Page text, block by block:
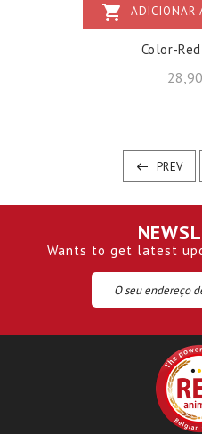
shopping_cart ADICIONAR
Color-
PREV
Wants to get latest